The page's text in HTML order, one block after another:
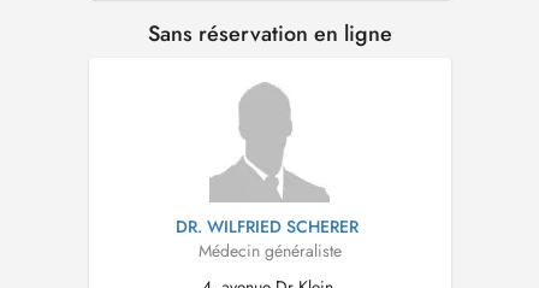
Sportmedizin Praxis für Erwachsene und
Sans réservation en ligne
DR. WILFRIED SCHERER
Médecin généraliste